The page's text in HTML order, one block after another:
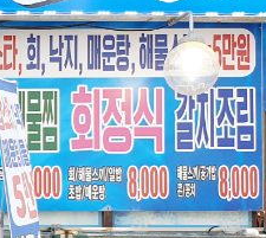
장수식품